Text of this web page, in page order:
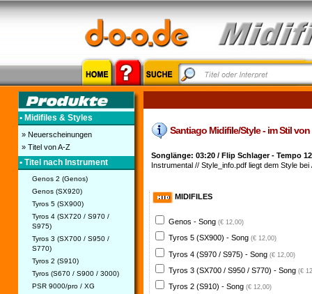
• Midifiles & Styles
» Neuerscheinungen
» Titel von A-Z
• Titel nach Instrument
Genos 2 (Genos)
Genos (SX920)
Tyros 5 (SX900)
Tyros 4 (SX720 / S970 /
S975)
Tyros 3 (SX700 / S950 /
S770)
Tyros 2 (S910)
Tyros (S670 / S900 / 3000)
PSR 9000/pro / XG
Santiago Midifile/Style - im Stil
Songlänge: 03:20 / Flip Schlager - Tempo
Instrumental // Style_info.pdf liegt dem Style bei
MIDIFILES
Genos - Song (€ 12,00)
Tyros 5 (SX900) - Song (€ 12,00)
Tyros 4 (S970 / S975) - Song (€ 12,00)
Tyros 3 (SX700 / S950 / S770) - Song (€
Tyros 2 (S910) - Song (€ 12,00)